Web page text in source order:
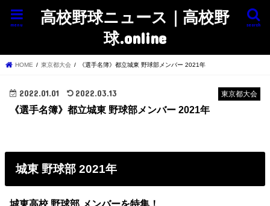
高校野球ニュース｜高校野
球.online
search
menu
HOME 東京都大会 《選手名簿》都立城東 野球部メンバー 2021年
東京都大会
2022.01.01 2022.03.13
《選手名簿》都立城東 野球部メンバー 2021年
城東 野球部 2021年
城東高校 野球部 メンバーを特集！